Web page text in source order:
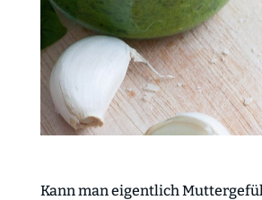
Kann man eigentlich